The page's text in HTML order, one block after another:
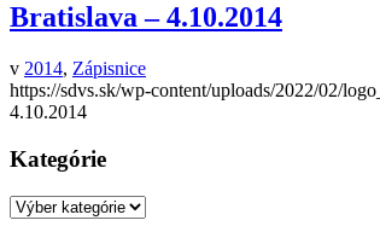
Bratislava – 4.10.2014
v 2014, Zápisnice
https://sdvs.sk/wp-content/uploads/2022/02/
4.10.2014
Kategórie
Kategórie